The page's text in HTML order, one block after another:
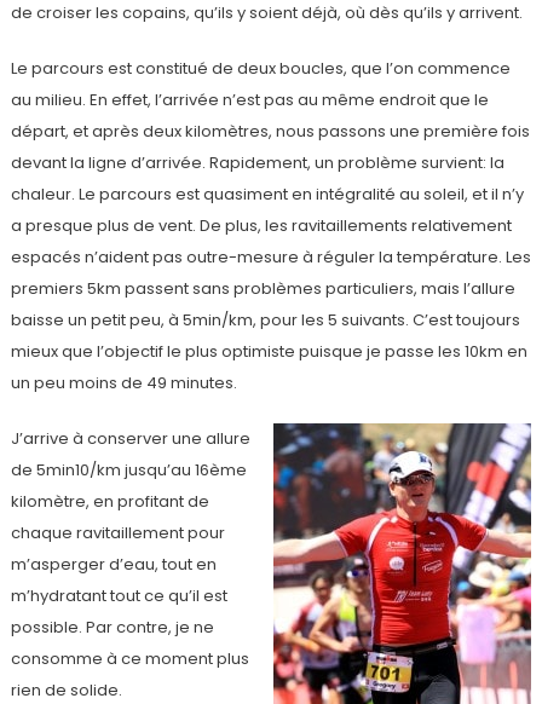
de croiser les copains, qu’ils y soient déjà, où dès qu’ils y arrivent.
Le parcours est constitué de deux boucles, que l’on commence
au milieu. En effet, l’arrivée n’est pas au même endroit que le
départ, et après deux kilomètres, nous passons une première fois
devant la ligne d’arrivée. Rapidement, un problème survient: la
chaleur. Le parcours est quasiment en intégralité au soleil, et il n’y
a presque plus de vent. De plus, les ravitaillements relativement
espacés n’aident pas outre-mesure à réguler la température. Les
premiers 5km passent sans problèmes particuliers, mais l’allure
baisse un petit peu, à 5min/km, pour les 5 suivants. C’est toujours
mieux que l’objectif le plus optimiste puisque je passe les 10km en
un peu moins de 49 minutes.
J’arrive à conserver une allure
de 5min10/km jusqu’au 16ème
kilomètre, en profitant de
chaque ravitaillement pour
m’asperger d’eau, tout en
m’hydratant tout ce qu’il est
possible. Par contre, je ne
consomme à ce moment plus
rien de solide.